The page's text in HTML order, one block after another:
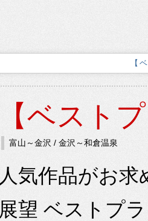
【
【ベスト
富山～金沢 / 金沢～和倉温泉
人気作品がお
展望 ベストプ